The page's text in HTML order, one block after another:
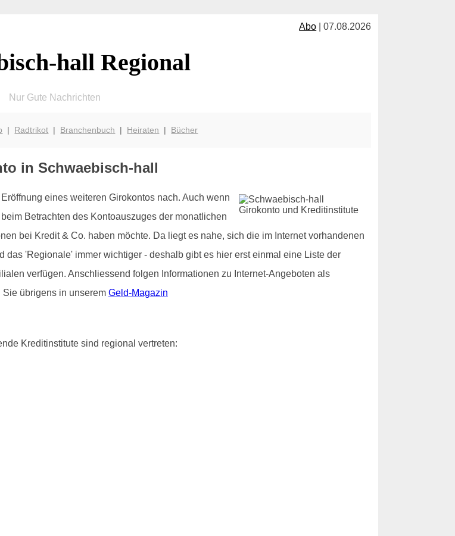
Abo | 07.08.2026
hall Regional
Nur Gute Nachrichten
| Radtrikot | Branchenbuch | Heiraten | Bücher
in Schwaebisch-hall
eines weiteren Girokontos nach. Auch wenn
Betrachten des Kontoauszuges der monatlichen
bei Kredit & Co. haben möchte. Da liegt es nahe, sich die im Internet vorhandenen
'Regionale' immer wichtiger - deshalb gibt es hier erst einmal eine Liste der
verfügen. Anschliessend folgen Informationen zu Internet-Angeboten als
Sie übrigens in unserem Geld-Magazin
Kreditinstitute sind regional vertreten: